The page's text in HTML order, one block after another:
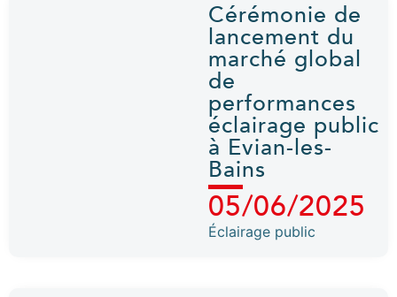
Cérémonie de
lancement du
marché global
de
performances
éclairage public
à Evian-les-
Bains
05/06/2025
Éclairage public